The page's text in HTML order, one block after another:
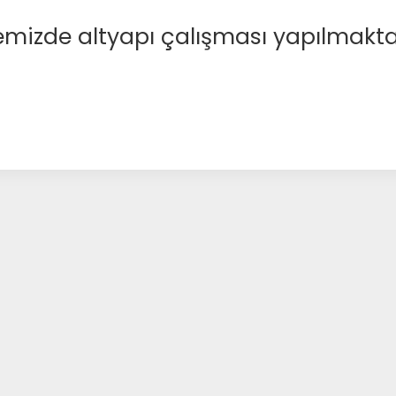
altyapı çalışması